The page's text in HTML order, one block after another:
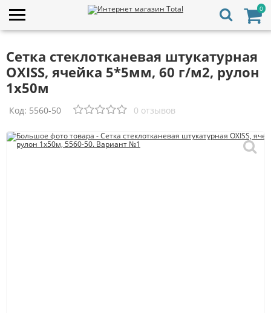
0
Сетка стеклотканевая штукатурная
OXISS, ячейка 5*5мм, 60 г/м2, рулон
1х50м
Код: 5560-50 0 отзывов